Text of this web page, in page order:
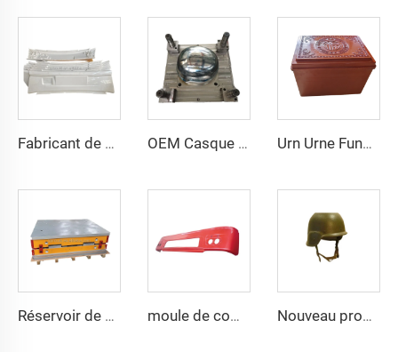
Fabricant de moules de précision sur mesure Moule pour carter Moule pour pièces automobiles / Moule OEM Casque de Sécurité Durable Produits de Compression Plastique du Fabricant de Moules Plastiques Chine Taizhou Urn Urne Funéraire pour Adultes Moule de Moulage Fabricant de Taizhou Chine Usine de Moules
Réservoir de stockage d'eau en fibre de verre FRP Panel Tank GRP Modulaire Chine Fabricant moule de compression en plastique SMC professionnel pour pare-chocs automobile Nouveau produit, moule de casque moto sur mesure